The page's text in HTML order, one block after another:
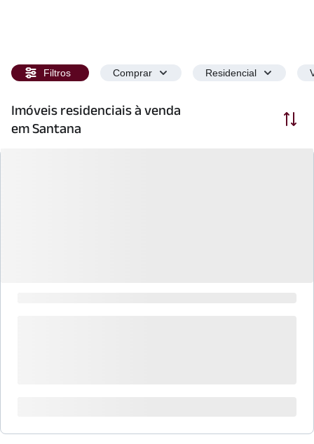
Filtros Comprar Residencial
Imóveis residenciais à venda
em Santana
Ordenar